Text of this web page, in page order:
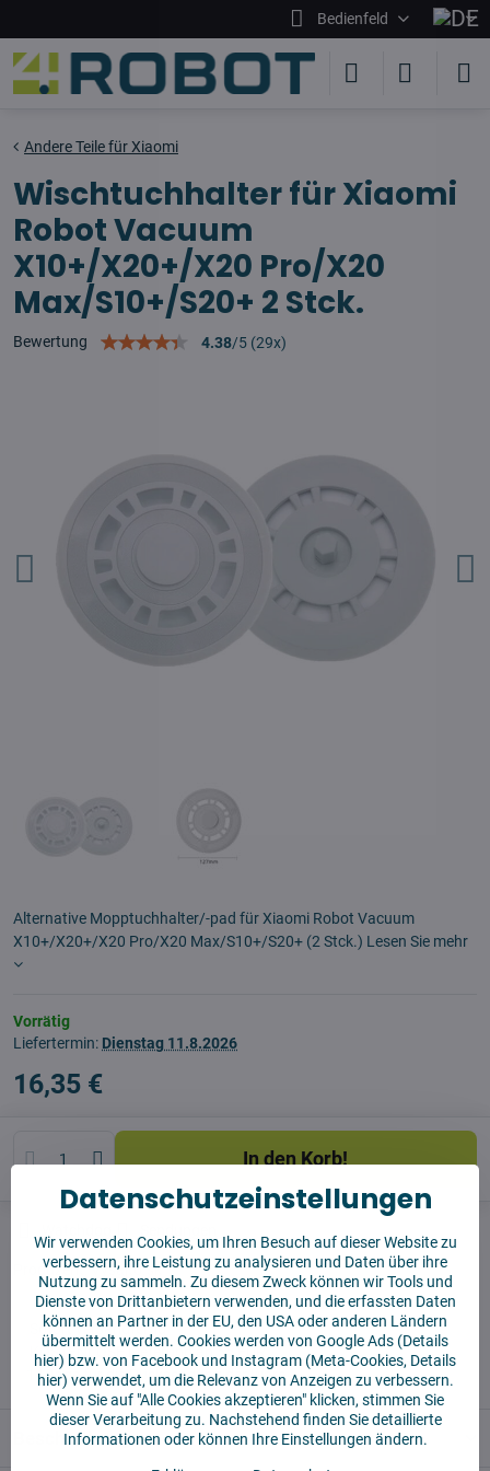
Bedienfeld
Andere Teile für Xiaomi
Wischtuchhalter für Xiaomi
Robot Vacuum
X10+/X20+/X20 Pro/X20
Max/S10+/S20+ 2 Stck.
Bewertung 4.38/5 (29x)
Alternative Mopptuchhalter/-pad für Xiaomi Robot Vacuum
X10+/X20+/X20 Pro/X20 Max/S10+/S20+ (2 Stck.) Lesen Sie mehr
Vorrätig
Liefertermin: Dienstag 11.8.2026
16,35 €
In den Korb!
Produzent:Vysajto.sk
✅ Sofort versandfertig
✅ KOSTENLOSE Lieferung ab 55 EUR
✅14 Tage für die Rücksendung der Ware
Beschreibung
Datenschutzeinstellungen
Wir verwenden Cookies, um Ihren Besuch auf dieser Website zu
verbessern, ihre Leistung zu analysieren und Daten über ihre
Nutzung zu sammeln. Zu diesem Zweck können wir Tools und
Dienste von Drittanbietern verwenden, und die erfassten Daten
können an Partner in der EU, den USA oder anderen Ländern
übermittelt werden. Cookies werden von Google Ads (Details
hier) bzw. von Facebook und Instagram (Meta-Cookies, Details
hier) verwendet, um die Relevanz von Anzeigen zu verbessern.
Wenn Sie auf "Alle Cookies akzeptieren" klicken, stimmen Sie
dieser Verarbeitung zu. Nachstehend finden Sie detaillierte
Informationen oder können Ihre Einstellungen ändern.